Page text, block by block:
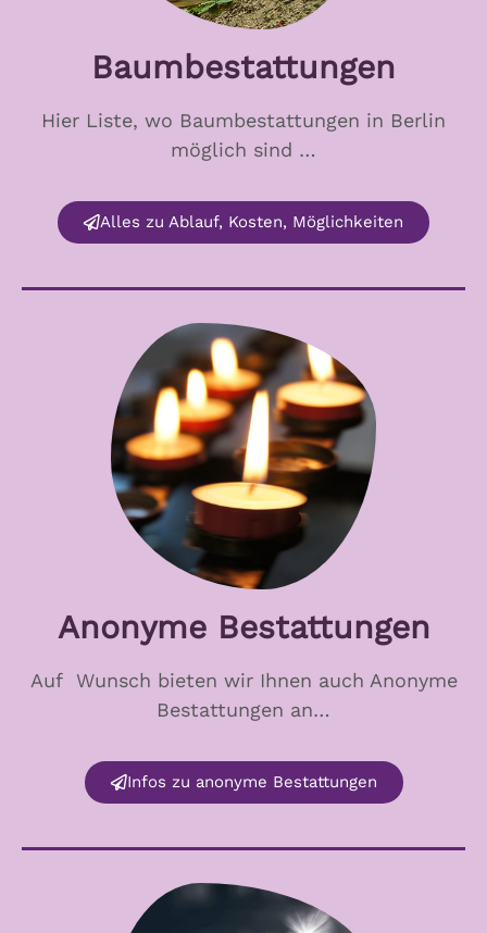
Baumbestattungen
Hier Liste, wo Baumbestattungen in Berlin
möglich sind …
Alles zu Ablauf, Kosten, Möglichkeiten
Anonyme Bestattungen
Auf Wunsch bieten wir Ihnen auch Anonyme
Bestattungen an…
Infos zu anonyme Bestattungen